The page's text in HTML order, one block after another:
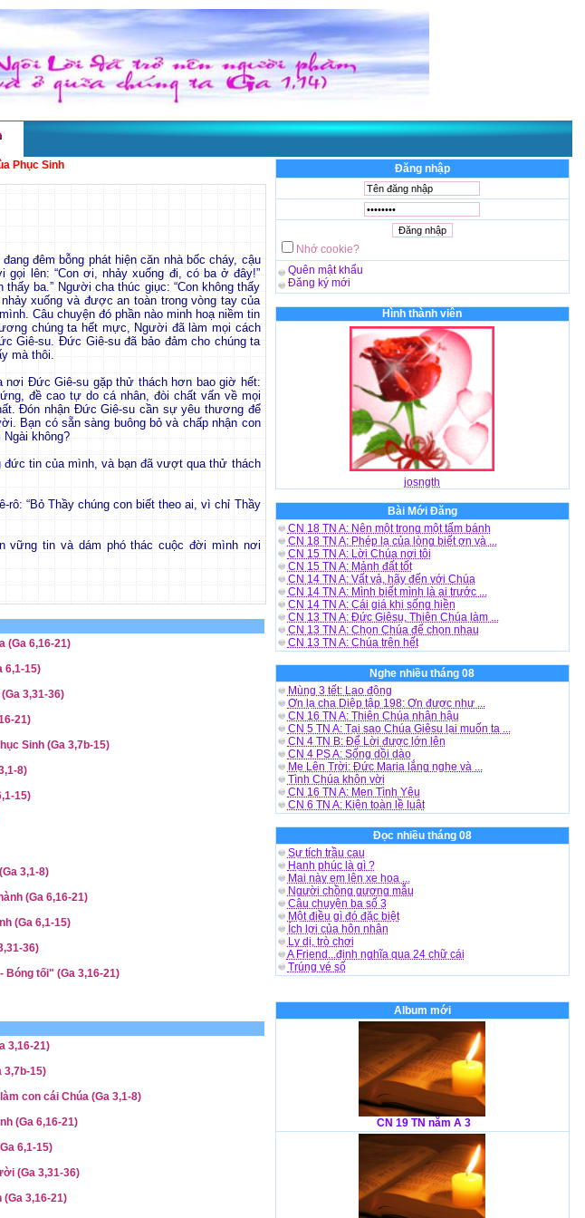
Phục Sinh
đêm bỗng phát hiện căn nhà bốc cháy, cậu
lên: “Con ơi, nhảy xuống đi, có ba ở đây!”
ba.” Người cha thúc giục: “Con không thấy
xuống và được an toàn trong vòng tay của
Câu chuyện đó phần nào minh hoạ niềm tin
chúng ta hết mực, Người đã làm mọi cách
Giê-su. Đức Giê-su đã bảo đảm cho chúng ta
mà thôi.
nơi Đức Giê-su gặp thử thách hơn bao giờ hết:
đề cao tự do cá nhân, đòi chất vấn về mọi
Đón nhận Đức Giê-su cần sự yêu thương để
Bạn có sẵn sàng buông bỏ và chấp nhận con
không?
tin của mình, và bạn đã vượt qua thử thách
“Bỏ Thầy chúng con biết theo ai, vì chỉ Thầy
vững tin và dám phó thác cuộc đời mình nơi
(Ga 6,16-21)
6,1-15)
3,31-36)
21)
Sinh (Ga 3,7b-15)
8)
15)
3,1-8)
(Ga 6,16-21)
(Ga 6,1-15)
36)
Bóng tối" (Ga 3,16-21)
3,16-21)
3,7b-15)
con cái Chúa (Ga 3,1-8)
(Ga 6,16-21)
6,1-15)
(Ga 3,31-36)
3,16-21)
Đăng nhập
Nhớ cookie?
Quên mật khẩu
Đăng ký mới
Hình thành viên
josngth
Bài Mới Đăng
CN 18 TN A: Nên một trong một tấm bánh
CN 18 TN A: Phép lạ của lòng biết ơn và ...
CN 15 TN A: Lời Chúa nơi tôi
CN 15 TN A: Mảnh đất tốt
CN 14 TN A: Vất vả, hãy đến với Chúa
CN 14 TN A: Mình biết mình là ai trước ...
CN 14 TN A: Cái giá khi sống hiền
CN 13 TN A: Đức Giêsu, Thiên Chúa làm ...
CN 13 TN A: Chọn Chúa để chọn nhau
CN 13 TN A: Chúa trên hết
Nghe nhiều tháng 08
Mùng 3 tết: Lao động
Ơn lạ cha Diệp tập 198: Ơn được như ...
CN 16 TN A: Thiên Chúa nhân hậu
CN 5 TN A: Tại sao Chúa Giêsu lại muốn ta ...
CN 4 TN B: Để Lời được lớn lên
CN 4 PS A: Sống dồi dào
Mẹ Lên Trời: Đức Maria lắng nghe và ...
Tình Chúa khôn vời
CN 16 TN A: Men Tình Yêu
CN 6 TN A: Kiện toàn lề luật
Đọc nhiều tháng 08
Sự tích trầu cau
Hạnh phúc là gì ?
Mai này em lên xe hoa ...
Người chồng gương mẫu
Câu chuyện ba số 3
Một điều gì đó đặc biệt
Ích lợi của hôn nhân
Ly dị, trò chơi
A Friend...định nghĩa qua 24 chữ cái
Trúng vé số
Album mới
CN 19 TN năm A 3